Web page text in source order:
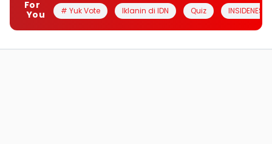
For
You
# Yuk Vote Iklanin di IDN Quiz INSIDENESIA